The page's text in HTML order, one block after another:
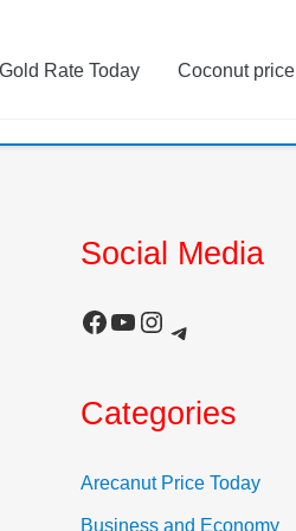
Gold Rate Today Coconut price
Social Media
Facebook YouTube Instagram Telegram
Categories
Arecanut Price Today
Business and Economy